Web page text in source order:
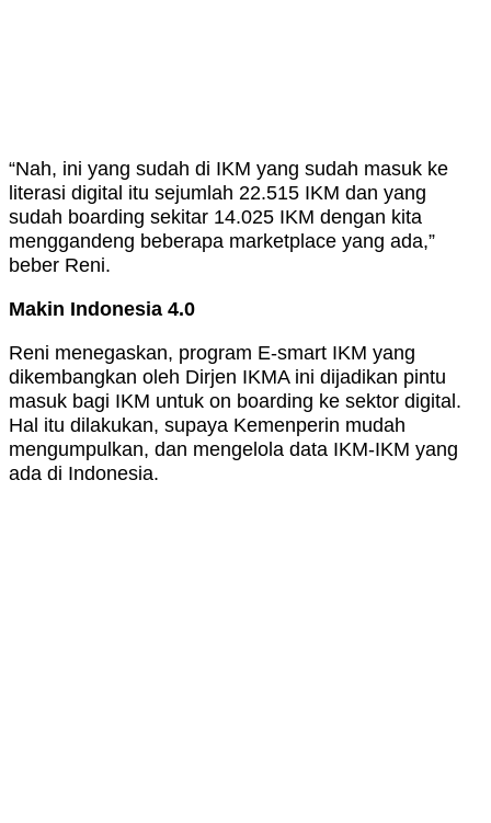
“Nah, ini yang sudah di IKM yang sudah masuk ke
literasi digital itu sejumlah 22.515 IKM dan yang
sudah boarding sekitar 14.025 IKM dengan kita
menggandeng beberapa marketplace yang ada,”
beber Reni.
Makin Indonesia 4.0
Reni menegaskan, program E-smart IKM yang
dikembangkan oleh Dirjen IKMA ini dijadikan pintu
masuk bagi IKM untuk on boarding ke sektor digital.
Hal itu dilakukan, supaya Kemenperin mudah
mengumpulkan, dan mengelola data IKM-IKM yang
ada di Indonesia.